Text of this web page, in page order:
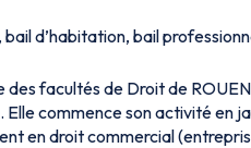
d’habitation, bail
facultés de Droit de
commence son activité en
en droit commercial